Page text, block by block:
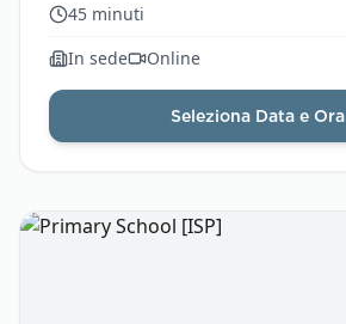
45 minuti
In sede
Online
Seleziona Data e Ora